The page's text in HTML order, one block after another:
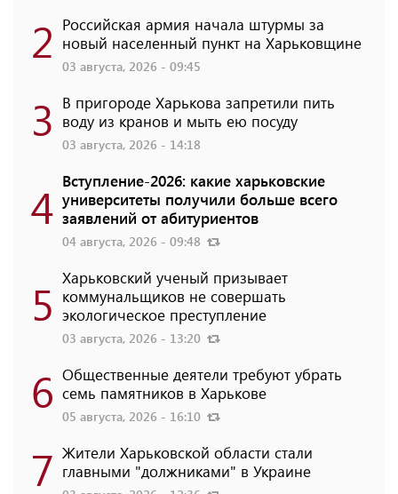
2 Российская армия начала штурмы за
новый населенный пункт на Харьковщине
03 августа, 2026 - 09:45
3 В пригороде Харькова запретили пить
воду из кранов и мыть ею посуду
03 августа, 2026 - 14:18
4 Вступление-2026: какие харьковские
университеты получили больше всего
заявлений от абитуриентов
04 августа, 2026 - 09:48
5 Харьковский ученый призывает
коммунальщиков не совершать
экологическое преступление
03 августа, 2026 - 13:20
6 Общественные деятели требуют убрать
семь памятников в Харькове
05 августа, 2026 - 16:10
7 Жители Харьковской области стали
главными "должниками" в Украине